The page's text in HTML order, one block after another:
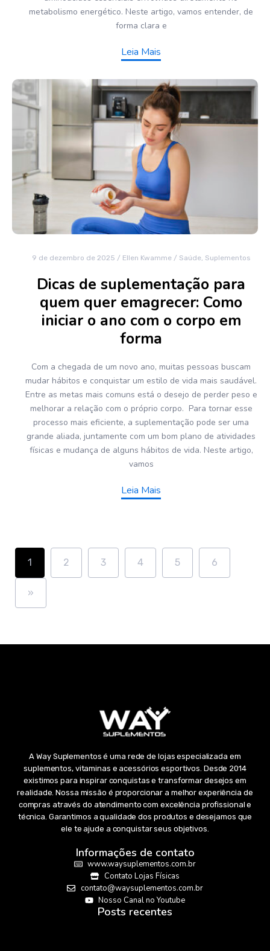
metabolismo energético. Neste artigo, vamos entender, de
forma clara e
Leia Mais
9 de dezembro de 2025 / Ellen Kwamme / Saúde, Suplementos
Dicas de suplementação para
quem quer emagrecer: Como
iniciar o ano com o corpo em
forma
Com a chegada de um novo ano, muitas pessoas buscam
mudar hábitos e conquistar um estilo de vida mais saudável.
Entre as metas mais comuns está o desejo de perder peso e
melhorar a relação com o próprio corpo. Para tornar esse
processo mais eficiente, a suplementação pode ser uma
grande aliada, juntamente com um bom plano de atividades
físicas e mudança de alguns hábitos de vida. Neste artigo,
vamos
Leia Mais
1 2 3 4 5 6
»
A Way Suplementos é uma rede de lojas especializada em
suplementos, vitaminas e acessórios esportivos. Desde 2014
existimos para inspirar conquistas e transformar desejos em
realidade. Nossa missão é proporcionar a melhor experiência de
compras através do atendimento com excelência profissional e
técnica. Garantimos a qualidade dos produtos e desejamos que
ele te ajude a conquistar seus objetivos.
Informações de contato
www.waysuplementos.com.br
Contato Lojas Físicas
contato@waysuplementos.com.br
Nosso Canal no Youtube
Posts recentes